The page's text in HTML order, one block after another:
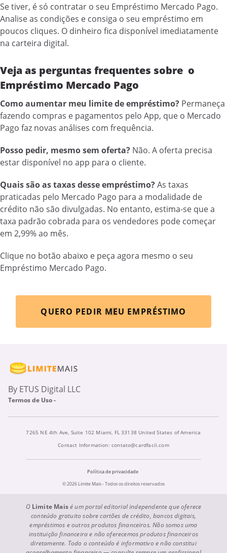
Se tiver, é só contratar o seu Empréstimo Mercado Pago.
Analise as condições e consiga o seu empréstimo em
poucos cliques. O dinheiro fica disponível imediatamente
na carteira digital.
Veja as perguntas frequentes sobre o
Empréstimo Mercado Pago
Como aumentar meu limite de empréstimo? Permaneça
fazendo compras e pagamentos pelo App, que o Mercado
Pago faz novas análises com frequência.
Posso pedir, mesmo sem oferta? Não. A oferta precisa
estar disponível no app para o cliente.
Quais são as taxas desse empréstimo?As taxas
praticadas pelo Mercado Pago para a modalidade de
crédito não são divulgadas. No entanto, estima-se que a
taxa padrão cobrada para os vendedores pode começar
em 2,99% ao mês.
Clique no botão abaixo e peça agora mesmo o seu
Empréstimo Mercado Pago.
QUERO PEDIR MEU EMPRÉSTIMO
By ETUS Digital LLC
Termos de Uso -
7265 NE 4th Ave, Suite 102 Miami, FL 33138 United States of America
Contact Information: contato@cardfacil.com
Política de privacidade
© 2026 Limite Mais - Todos os direitos reservados
O Limite Maisé um portal editorial independente que oferece
conteúdo gratuito sobre cartões de crédito, bancos digitais,
empréstimos e outros produtos financeiros. Não somos uma
instituição financeira e não oferecemos produtos financeiros
diretamente. Todo o conteúdo é informativo e não constitui